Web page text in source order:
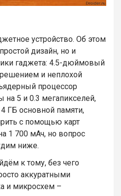
устройство. Об этом
дизайн, но и
гаджета: 4.5-дюймовый
и неплохой
процессор
на 5 и 0.3 мегапикселей,
ГБ основной памяти,
с помощью карт
1 700 мАч, но вопрос
ниже.
к тому, без чего
аккуратными
и микросхем –